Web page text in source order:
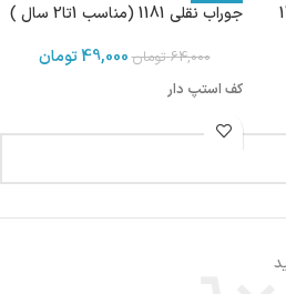
جوراب نقلی 1181 (مناسب 1تا2 سال )
64,000 تومان49,000تومان
کف استپ دار